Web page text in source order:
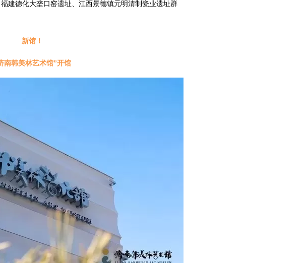
建德化大垄口窑遗址、江西景德镇元明清制瓷业遗址群
新馆！
南韩美林艺术馆”开馆